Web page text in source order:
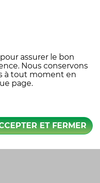
assurer le bon
Nous conservons
à tout moment en
page.
ET FERMER